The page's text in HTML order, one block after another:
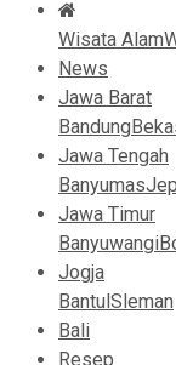
Wisata Alam
News
Jawa Barat
Bandung
Jawa Tengah
Banyumas
Jawa Timur
Banyuwangi
Jogja
BantulSleman
Bali
Resep